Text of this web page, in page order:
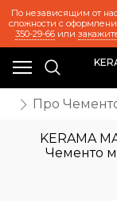
По независящим от
сложности с
350-29-66или
Про
KERAMA
Чементо